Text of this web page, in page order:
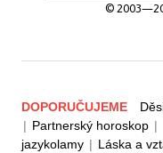
©
DOPORUČUJEME
| Partnerský horoskop |
jazykolamy | Láska a